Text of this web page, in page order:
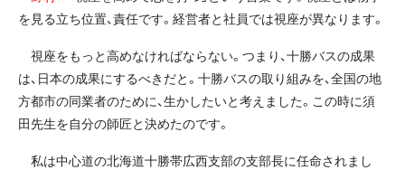
を見る立ち位置、責任です。経営者と社員では視座が異なります。
視座をもっと高めなければならない。つまり、十勝バスの成果
は、日本の成果にするべきだと。十勝バスの取り組みを、全国の地
方都市の同業者のために、生かしたいと考えました。この時に須
田先生を自分の師匠と決めたのです。
私は中心道の北海道十勝帯広西支部の支部長に任命されまし